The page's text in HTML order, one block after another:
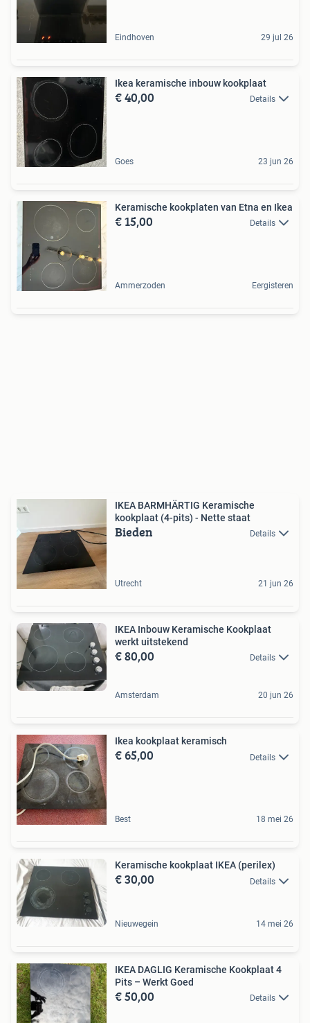
Eindhoven 29 jul 26
Ikea keramische inbouw kookplaat
€ 40,00 Details
Goes 23 jun 26
Keramische kookplaten van Etna en Ikea
€ 15,00 Details
Ammerzoden Eergisteren
IKEA BARMHÄRTIG Keramische
kookplaat (4-pits) - Nette staat
Bieden Details
Utrecht 21 jun 26
IKEA Inbouw Keramische Kookplaat
werkt uitstekend
€ 80,00 Details
Amsterdam 20 jun 26
Ikea kookplaat keramisch
€ 65,00 Details
Best 18 mei 26
Keramische kookplaat IKEA (perilex)
€ 30,00 Details
Nieuwegein 14 mei 26
IKEA DAGLIG Keramische Kookplaat 4
Pits – Werkt Goed
€ 50,00 Details